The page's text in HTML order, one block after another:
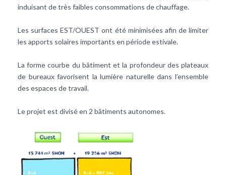
induisant de très faibles consommations de chauffage.
Les surfaces EST/OUEST ont été minimisées afin de limiter
les apports solaires importants en période estivale.
La forme courbe du bâtiment et la profondeur des plateaux
de bureaux favorisent la lumière naturelle dans l’ensemble
des espaces de travail.
Le projet est divisé en 2 bâtiments autonomes.